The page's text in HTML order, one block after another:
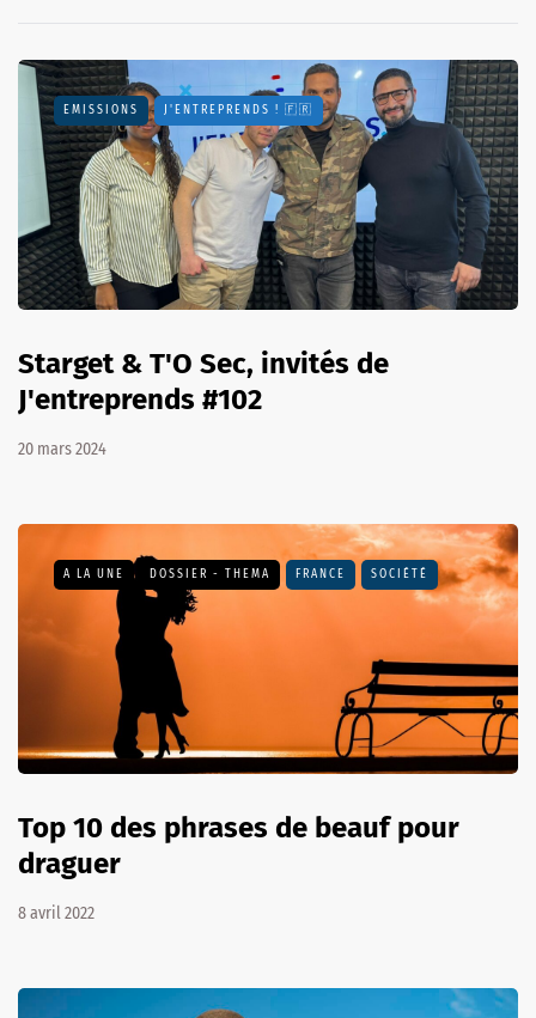
EMISSIONS J'ENTREPRENDS ! 🇫🇷
Starget & T'O Sec, invités de
J'entreprends #102
20 mars 2024
A LA UNE DOSSIER - THEMA FRANCE SOCIÉTÉ
Top 10 des phrases de beauf pour
draguer
8 avril 2022